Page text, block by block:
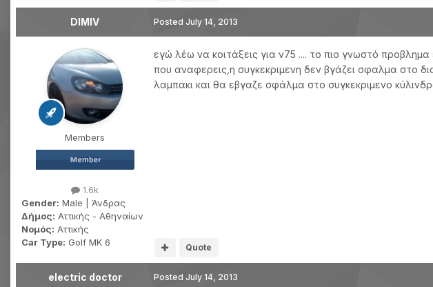
DIMIV
Members
1.6k
Gender: Male | Άνδρας
Δήμος: Αττικής - Αθηναίων
Νομός: Αττικής
Car Type: Golf MK 6
Posted July 14, 2013
εγώ λέω να κοιτάξεις για ν75 .... το πιο γνωστό
που αναφερεις,η συγκεκριμενη δεν βγάζει σφαλμα στο
λαμπακι και θα εβγαζε σφάλμα στο συγκεκριμενο
Quote
electric doctor Posted July 14, 2013